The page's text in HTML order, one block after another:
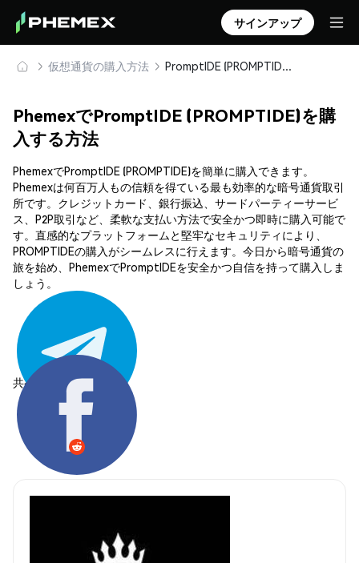
サインアップ
仮想通貨の購入方法 PromptIDE (PROMPTIDE) を安全に購入・保管
PhemexでPromptIDE (PROMPTIDE)を購
入する方法
PhemexでPromptIDE (PROMPTIDE)を簡単に購入できます。
Phemexは何百万人もの信頼を得ている最も効率的な暗号通貨取引
所です。クレジットカード、銀行振込、サードパーティーサービ
ス、P2P取引など、柔軟な支払い方法で安全かつ即時に購入可能で
す。直感的なプラットフォームと堅牢なセキュリティにより、
PROMPTIDEの購入がシームレスに行えます。今日から暗号通貨の
旅を始め、PhemexでPromptIDEを安全かつ自信を持って購入しま
しょう。
共有する: